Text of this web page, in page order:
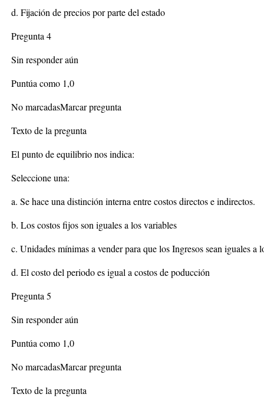
d. Fijación de precios por parte del estado
Pregunta 4
Sin responder aún
Puntúa como 1,0
No marcadasMarcar pregunta
Texto de la pregunta
El punto de equilibrio nos indica:
Seleccione una:
a. Se hace una distinción interna entre costos directos e indirectos.
b. Los costos fijos son iguales a los variables
c. Unidades mínimas a vender para que los Ingresos sean iguales a
d. El costo del periodo es igual a costos de poducción
Pregunta 5
Sin responder aún
Puntúa como 1,0
No marcadasMarcar pregunta
Texto de la pregunta